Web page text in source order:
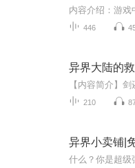
446
异界大陆的
210
异界小卖铺|